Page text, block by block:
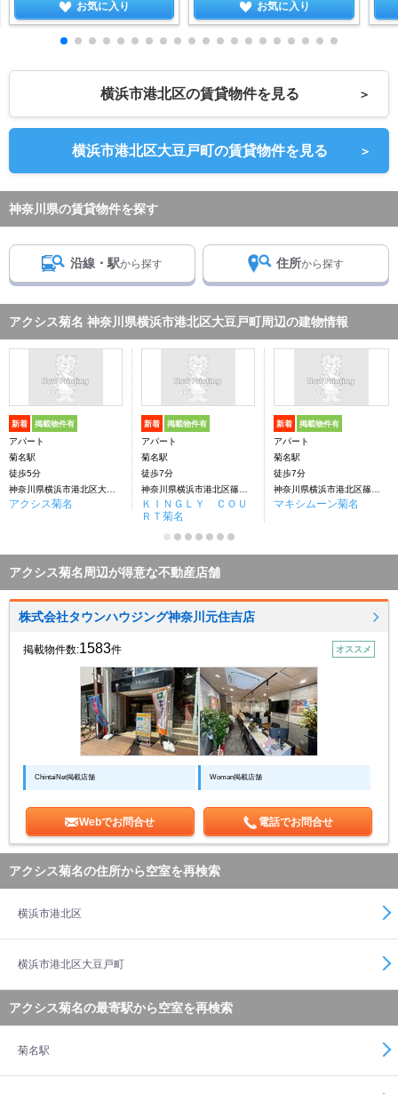
お気に入り お気に入り
横浜市港北区の賃貸物件を見る ＞
横浜市港北区大豆戸町の賃貸物件を見る ＞
神奈川県の賃貸物件を探す
沿線・駅から探す 住所から探す
アクシス菊名 神奈川県横浜市港北区大豆戸町周辺の建物情報
新着 掲載物件有
アパート
菊名駅
徒歩5分
アクシス菊名
新着 掲載物件有
アパート
菊名駅
徒歩7分
ＫＩＮＧＬＹ ＣＯＵ
ＲＴ菊名
新着 掲載物件有
アパート
菊名駅
徒歩7分
マキシムーン菊名
アクシス菊名周辺が得意な不動産店舗
株式会社タウンハウジング神奈川元住吉店
掲載物件数:1583件 オススメ
ChintaiNet掲載店舗 Woman掲載店舗
Webでお問合せ 電話でお問合せ
アクシス菊名の住所から空室を再検索
横浜市港北区
横浜市港北区大豆戸町
アクシス菊名の最寄駅から空室を再検索
菊名駅